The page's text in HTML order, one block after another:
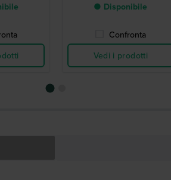
● Disponibile
Confronta
Vedi i prodotti